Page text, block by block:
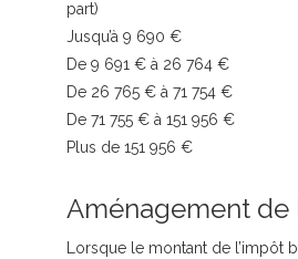
part)
Jusqu’à 9 690 €
De 9 691 € à 26 764 €
De 26 765 € à 71 754 €
De 71 755 € à 151 956 €
Plus de 151 956 €
Aménagement de
Lorsque le montant de l’impôt